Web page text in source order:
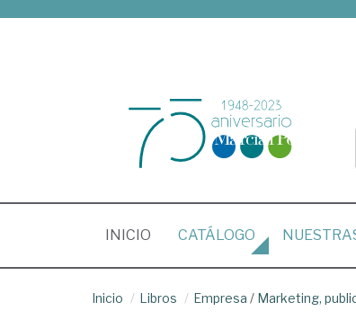
INICIO (CURRENT)
CATÁLOGO
Inicio Libros Empresa / Marketing,